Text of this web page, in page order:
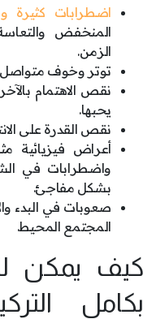
اضطرابات كثيرة
المنخفض
الزمن.
توتر وخوف متواصل
نقص الاهتمام
يحبها.
نقص القدرة على
أعراض فيزيائية
واضطرابات في
بشكل مفاجئ.
صعوبات في البدء
المجتمع المحيط.
كيف يمكن
بكامل